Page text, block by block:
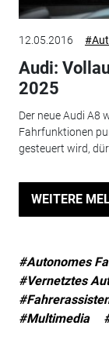
12.05.2016
Audi:
2025
Der neue Audi A8
Fahrfunktionen
gesteuert wird,
WEITERE
#Autonomes
#Vernetztes
#Multimedia